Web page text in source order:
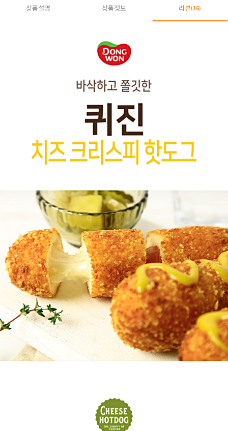
상품설명 상품정보 리뷰(16)